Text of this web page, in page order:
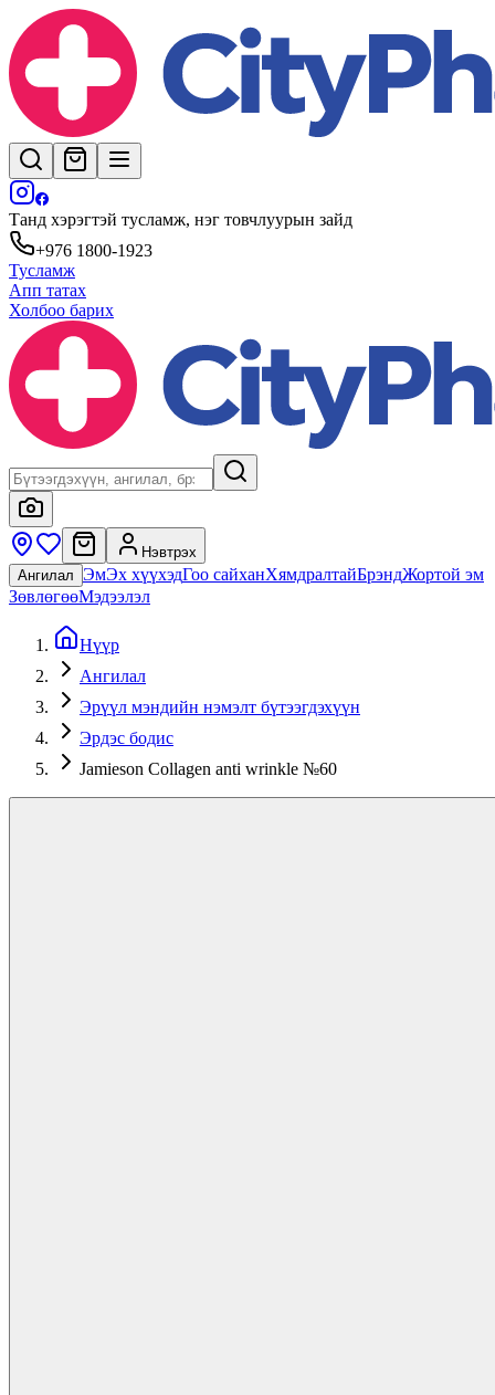
Танд хэрэгтэй тусламж, нэг товчлуурын зайд
+976 1800-1923
Тусламж
Апп татах
Холбоо барих
Нэвтрэх
Ангилал ЭмЭх хүүхэдГоо сайханХямдралтайБрэндЖортой эм
ЗөвлөгөөМэдээлэл
Нүүр
Ангилал
Эрүүл мэндийн нэмэлт бүтээгдэхүүн
Эрдэс бодис
Jamieson Collagen anti wrinkle №60